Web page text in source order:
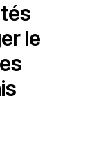
le